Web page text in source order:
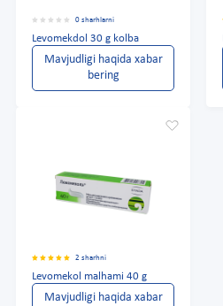
0 sharhlarni
Levomekdol 30 g kolba
Mavjudligi haqida xabar
bering
2 sharhni
Levomekol malhami 40 g
Mavjudligi haqida xabar